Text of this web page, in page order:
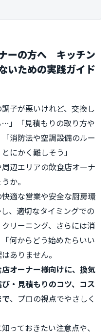
ーの方へ キッチン
いための実践ガイド
子が悪いけれど、交換し
」「見積もりの取り方や
消防法や空調設備のルー
にかく難しそう」
辺エリアの飲食店オーナ
か。
適な営業や安全な厨房環
、適切なタイミングでの
リーニング、さらには消
何からどう始めたらいい
ありません。
オーナー様向けに、換気
・見積もりのコツ、コス
、プロの視点でやさしく
っておきたい注意点や、